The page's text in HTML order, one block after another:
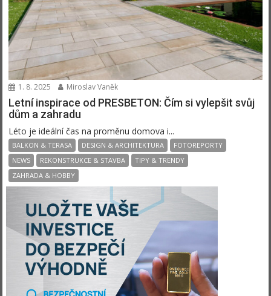
1. 8. 2025 Miroslav Vaněk
Letní inspirace od PRESBETON: Čím si vylepšit svůj
dům a zahradu
Léto je ideální čas na proměnu domova i...
BALKON & TERASA DESIGN & ARCHITEKTURA
FOTOREPORTY
NEWS
REKONSTRUKCE & STAVBA
TIPY & TRENDY
ZAHRADA & HOBBY